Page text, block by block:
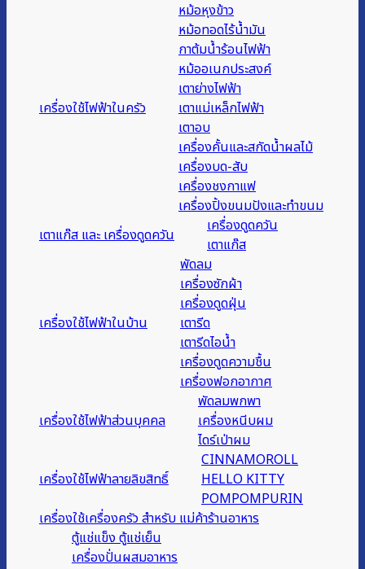
เครื่องใช้ไฟฟ้าในครัว
หม้อหุงข้าว
หม้อทอดไร้น้ำมัน
กาต้มน้ำร้อนไฟฟ้า
หม้ออเนกประสงค์
เตาย่างไฟฟ้า
เตาแม่เหล็กไฟฟ้า
เตาอบ
เครื่องคั้นและสกัดน้ำผลไม้
เครื่องบด-สับ
เครื่องชงกาแฟ
เครื่องปิ้งขนมปังและทำขนม
เตาแก๊ส และ เครื่องดูดควัน
เครื่องดูดควัน
เตาแก๊ส
เครื่องใช้ไฟฟ้าในบ้าน
พัดลม
เครื่องซักผ้า
เครื่องดูดฝุ่น
เตารีด
เตารีดไอน้ำ
เครื่องดูดความชื้น
เครื่องฟอกอากาศ
เครื่องใช้ไฟฟ้าส่วนบุคคล
พัดลมพกพา
เครื่องหนีบผม
ไดร์เป่าผม
เครื่องใช้ไฟฟ้าลายลิขสิทธิ์
CINNAMOROLL
HELLO KITTY
POMPOMPURIN
เครื่องใช้เครื่องครัว สำหรับ แม่ค้าร้านอาหาร
ตู้แช่แข็ง ตู้แช่เย็น
เครื่องปั่นผสมอาหาร